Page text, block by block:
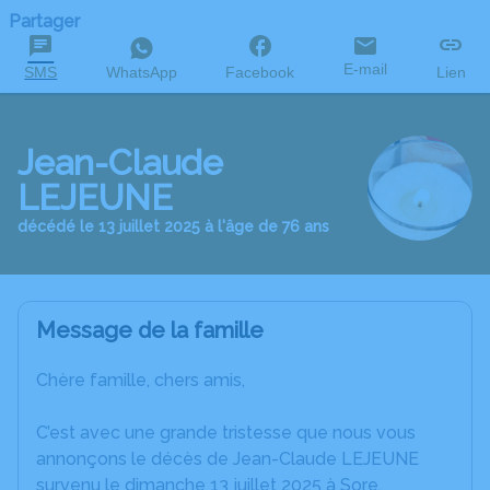
Partager
SMS WhatsApp Facebook E-mail Lien
Jean-Claude
LEJEUNE
décédé le 13 juillet 2025 à l'âge de 76 ans
Message de la famille
Chère famille, chers amis,
C’est avec une grande tristesse que nous vous
annonçons le décès de Jean-Claude LEJEUNE
survenu le dimanche 13 juillet 2025 à Sore.